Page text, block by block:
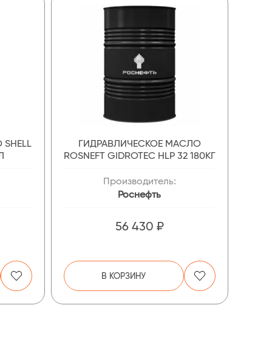
ГИДРАВЛИЧЕСКОЕ МАСЛО
ROSNEFT GIDROTEC HLP 32 180КГ
Производитель:
Роснефть
56 430 ₽
В КОРЗИНУ